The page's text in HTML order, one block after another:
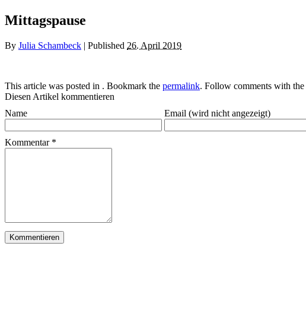
Mittagspause
By Julia Schambeck | Published 26. April 2019
This article was posted in . Bookmark the permalink. Follow comments with the
Diesen Artikel kommentieren
Name
Email (wird nicht angezeigt)
Kommentar*